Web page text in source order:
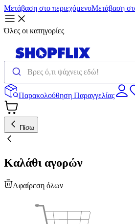
Μετάβαση στο περιεχόμενοΜετάβαση
Όλες οι κατηγορίες
Παρακολούθηση Παραγγελίας
Πίσω
Καλάθι αγορών
Αφαίρεση όλων